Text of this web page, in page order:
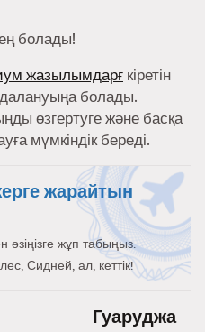
болады!
жазылымдарғ кіретін
болады.
өзгертуге және басқа
мүмкіндік береді.
жарайтын
өзіңізге жұп табыңыз.
Сидней, ал, кеттік!
Гуаруджа